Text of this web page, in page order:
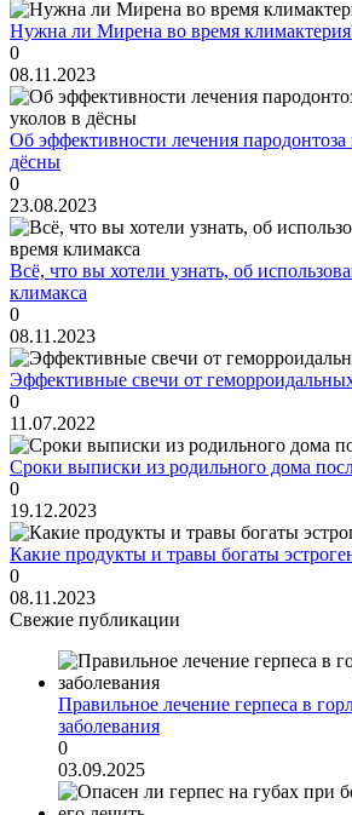
Нужна ли Мирена во время
0
08.11.2023
Об эффективности лечения
дёсны
0
23.08.2023
Всё, что вы хотели узнать, об
климакса
0
08.11.2023
Эффективные свечи от
0
11.07.2022
Сроки выписки из родильного дома
0
19.12.2023
Какие продукты и травы богаты
0
08.11.2023
Свежие публикации
Правильное лечение герпеса в
заболевания
0
03.09.2025